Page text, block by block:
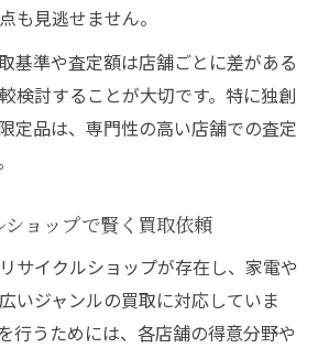
も見逃せません。
基準や査定額は店舗ごとに差がある
検討することが大切です。特に独創
定品は、専門性の高い店舗での査定
ョップで賢く買取依頼
サイクルショップが存在し、家電や
いジャンルの買取に対応していま
行うためには、各店舗の得意分野や